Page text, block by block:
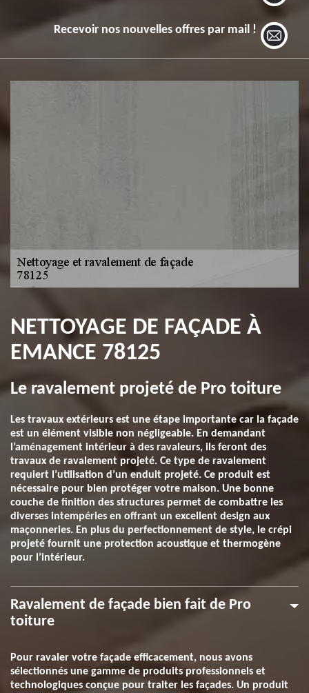
Recevoir nos nouvelles offres par mail !
NETTOYAGE DE FAÇADE À
EMANCE 78125
Le ravalement projeté de Pro toiture
Les travaux extérieurs est une étape importante car la façade
est un élément visible non négligeable. En demandant
l’aménagement intérieur à des ravaleurs, ils feront des
travaux de ravalement projeté. Ce type de ravalement
requiert l’utilisation d’un enduit projeté. Ce produit est
nécessaire pour bien protéger votre maison. Une bonne
couche de finition des structures permet de combattre les
diverses intempéries en offrant un excellent design aux
maçonneries. En plus du perfectionnement de style, le crépi
projeté fournit une protection acoustique et thermogène
pour l’intérieur.
Ravalement de façade bien fait de Pro
toiture
Pour ravaler votre façade efficacement, nous avons
sélectionnés une gamme de produits professionnels et
technologiques conçue pour traiter les façades. Un produit